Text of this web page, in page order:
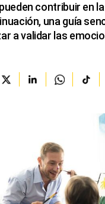
contribuir en
una guía
a validar las